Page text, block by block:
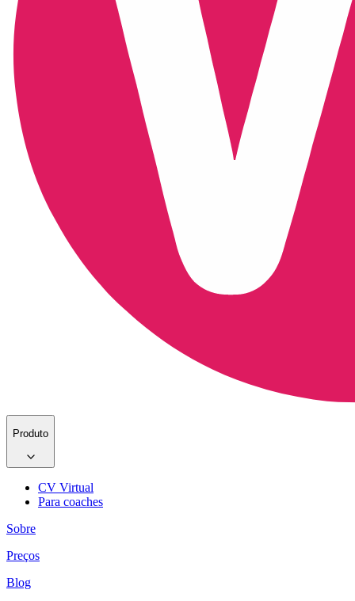
Produto
CV Virtual
Para coaches
Sobre
Preços
Blog